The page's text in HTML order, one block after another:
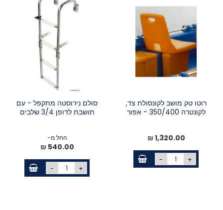
רוטו טק מושב לקונסולת צד,
לקונטרה 350/400 - אפור
1,320.00 ₪
- +
סולם נירוסטה מתקפל - עם
תושבת לדופן 3/4 שלבים
החל מ-
540.00 ₪
- +